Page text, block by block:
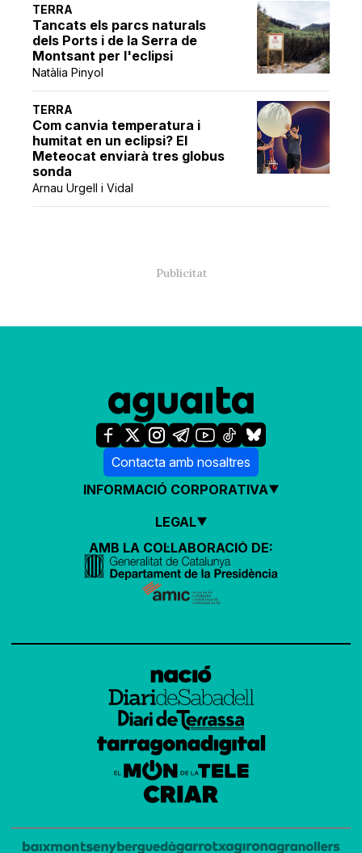
TERRA
Tancats els parcs naturals
dels Ports i de la Serra de
Montsant per l'eclipsi
Natàlia Pinyol
TERRA
Com canvia temperatura i
humitat en un eclipsi? El
Meteocat enviarà tres globus
sonda
Arnau Urgell i Vidal
Contacta amb nosaltres
INFORMACIÓ CORPORATIVA
LEGAL
AMB LA COL·LABORACIÓ DE: